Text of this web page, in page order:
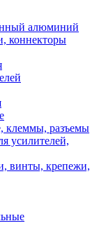
алюминий
коннекторы
клеммы, разъемы
усилителей,
винты, крепежи,